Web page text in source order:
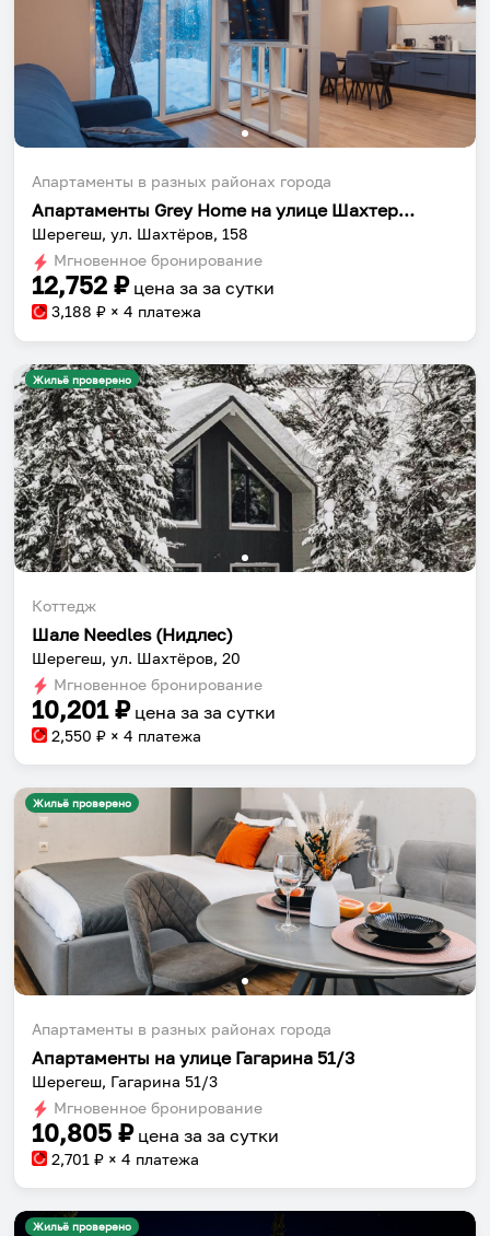
Апартаменты в разных районах города
Апартаменты Grey Home на улице Шахтеров 158
Шерегеш, ул. Шахтёров, 158
Мгновенное бронирование
12,752 ₽ цена за за сутки
3,188 ₽ × 4 платежа
Жильё проверено
Коттедж
Шале Needles (Нидлес)
Шерегеш, ул. Шахтёров, 20
Мгновенное бронирование
10,201₽ цена за за сутки
2,550 ₽ × 4 платежа
Жильё проверено
Апартаменты в разных районах города
Апартаменты на улице Гагарина 51/3
Шерегеш, Гагарина 51/3
Мгновенное бронирование
10,805 ₽ цена за за сутки
2,701 ₽ × 4 платежа
Жильё проверено